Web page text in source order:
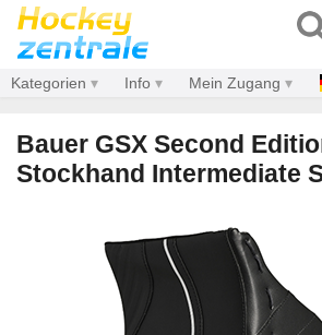
Kategorien Info Mein Zugang
Bauer GSX Second
Stockhand Intermediate